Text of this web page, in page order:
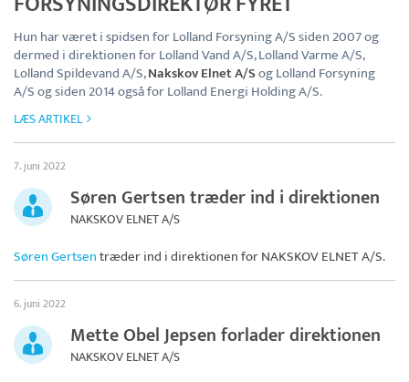
Hun har været i spidsen for Lolland Forsyning A/S siden 2007 og
dermed i direktionen for Lolland Vand A/S, Lolland Varme A/S,
Lolland Spildevand A/S,Nakskov Elnet A/Sog Lolland Forsyning
A/S og siden 2014 også for Lolland Energi Holding A/S.
LÆS ARTIKEL
7. juni 2022
Søren Gertsen træder ind i direktionen
NAKSKOV ELNET A/S
Søren Gertsentræder ind i direktionen forNAKSKOV ELNET A/S.
6. juni 2022
Mette Obel Jepsen forlader direktionen
NAKSKOV ELNET A/S